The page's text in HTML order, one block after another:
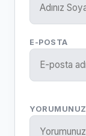
E-POSTA
YORUMUNUZ